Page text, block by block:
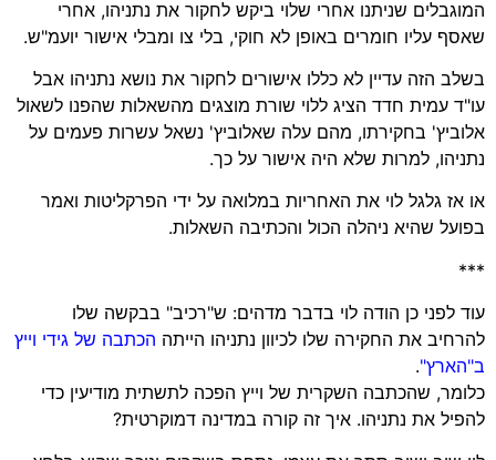
המוגבלים שניתנו אחרי שלוי ביקש לחקור את נתניהו, אחרי
שאסף עליו חומרים באופן לא חוקי, בלי צו ומבלי אישור יועמ"ש.
בשלב הזה עדיין לא כללו אישורים לחקור את נושא נתניהו אבל
עו"ד עמית חדד הציג ללוי שורת מוצגים מהשאלות שהפנו לשאול
אלוביץ' בחקירתו, מהם עלה שאלוביץ' נשאל עשרות פעמים על
נתניהו, למרות שלא היה אישור על כך.
או אז גלגל לוי את האחריות במלואה על ידי הפרקליטות ואמר
בפועל שהיא ניהלה הכול והכתיבה השאלות.
***
עוד לפני כן הודה לוי בדבר מדהים: ש"רכיב" בבקשה שלו
להרחיב את החקירה שלו לכיוון נתניהו הייתה הכתבה של גידי וייץ
ב"הארץ".
כלומר, שהכתבה השקרית של וייץ הפכה לתשתית מודיעין כדי
להפיל את נתניהו. איך זה קורה במדינה דמוקרטית?